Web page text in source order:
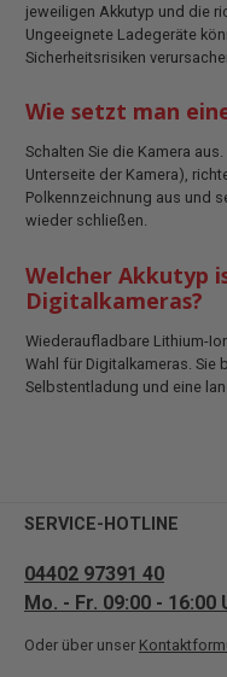
jeweiligen Akkutyp und die
Ungeeignete Ladegeräte
Sicherheitsrisiken
Wie setzt man
Schalten Sie die Kamera
Unterseite der Kamera),
Polkennzeichnung aus und
wieder schließen.
Welcher Akkutyp
Digitalkameras?
Wiederaufladbare Lithium-
Wahl für Digitalkameras. Sie
Selbstentladung und eine
SERVICE-HOTLINE
04402 97391 40
Mo. - Fr. 09:00 - 16:00
Oder über unser